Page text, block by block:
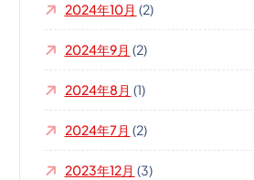
2024年10月 (2)
2024年9月 (2)
2024年8月 (1)
2024年7月 (2)
2023年12月 (3)